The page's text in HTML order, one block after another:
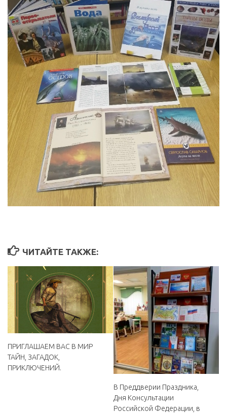
ЧИТАЙТЕ ТАКЖЕ:
ПРИГЛАШАЕМ ВАС В МИР
ТАЙН, ЗАГАДОК,
ПРИКЛЮЧЕНИЙ.
В Преддверии Праздника,
Дня Консультации
Российской Федерации, в